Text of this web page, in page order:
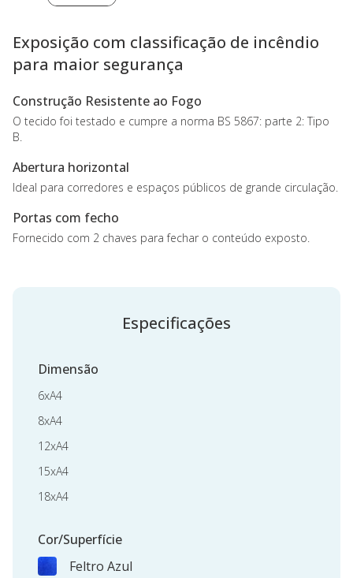
Exposição com classificação de incêndio
para maior segurança
Construção Resistente ao Fogo
O tecido foi testado e cumpre a norma BS 5867: parte 2: Tipo
B.
Abertura horizontal
Ideal para corredores e espaços públicos de grande circulação.
Portas com fecho
Fornecido com 2 chaves para fechar o conteúdo exposto.
Especificações
Dimensão
6xA4
8xA4
12xA4
15xA4
18xA4
Cor/Superfície
Feltro Azul